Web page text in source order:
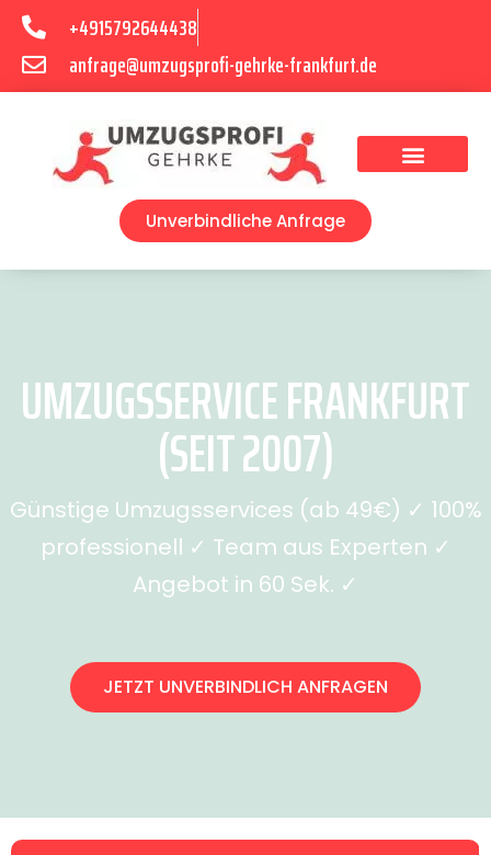
+4915792644438
anfrage@umzugsprofi-gehrke-frankfurt.de
Unverbindliche Anfrage
UMZUGSSERVICE FRANKFURT
(SEIT 2007)
Günstige Umzugsservices (ab 49€) ✓ 100%
professionell ✓ Team aus Experten ✓
Angebot in 60 Sek. ✓
JETZT UNVERBINDLICH ANFRAGEN